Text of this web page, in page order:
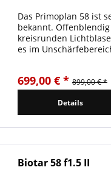
Das Primoplan 58 ist
bekannt.
kreisrunden
es im
699,00 € * 899,00 € *
Details
Biotar 58 f1.5 II